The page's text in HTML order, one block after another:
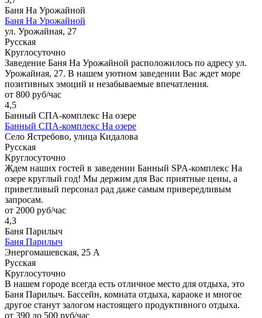
Баня На Урожайной
Баня На Урожайной
ул. Урожайная, 27
Русская
Круглосуточно
Заведение Баня На Урожайной расположилось по адресу ул.
Урожайная, 27. В нашем уютном заведении Вас ждет море
позитивных эмоций и незабываемые впечатления.
от 800 руб/час
4,5
Банный СПА-комплекс На озере
Банный СПА-комплекс На озере
Село Ястребово, улица Кидалова
Русская
Круглосуточно
Ждем наших гостей в заведении Банный SPA-комплекс На
озере круглый год! Мы держим для Вас приятные цены, а
приветливый персонал рад даже самым привередливым
запросам.
от 2000 руб/час
4,3
Баня Парилыч
Баня Парилыч
Энергомашевская, 25 А
Русская
Круглосуточно
В нашем городе всегда есть отличное место для отдыха, это
Баня Парилыч. Бассейн, комната отдыха, караоке и многое
другое станут залогом настоящего продуктивного отдыха.
от 390 до 500 руб/час